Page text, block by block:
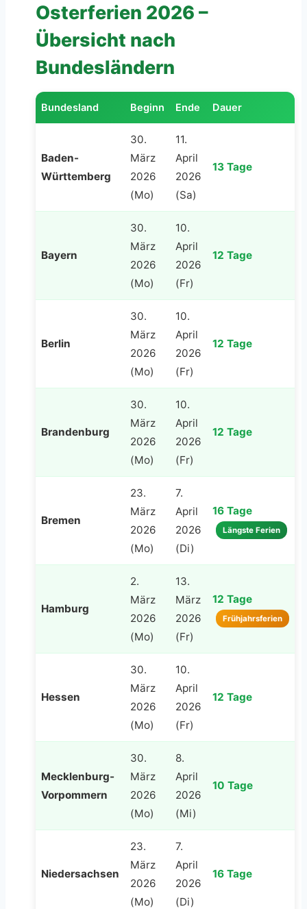
Osterferien 2026 –
Übersicht nach
Bundesländern
Bundesland Beginn Ende Dauer
Baden-
Württemberg
30.
März
2026
(Mo)
11.
April
2026
(Sa)
13 Tage
Bayern
30.
März
2026
(Mo)
10.
April
2026
(Fr)
12 Tage
Berlin
30.
März
2026
(Mo)
10.
April
2026
(Fr)
12 Tage
Brandenburg
30.
März
2026
(Mo)
10.
April
2026
(Fr)
12 Tage
Bremen
23.
März
2026
(Mo)
7.
April
2026
(Di)
16 Tage
Längste Ferien
Hamburg
2.
März
2026
(Mo)
13.
März
2026
(Fr)
12 Tage
Frühjahrsferien
Hessen
30.
März
2026
(Mo)
10.
April
2026
(Fr)
12 Tage
Mecklenburg-
Vorpommern
30.
März
2026
(Mo)
8.
April
2026
(Mi)
10 Tage
Niedersachsen
23.
März
2026
(Mo)
7.
April
2026
(Di)
16 Tage